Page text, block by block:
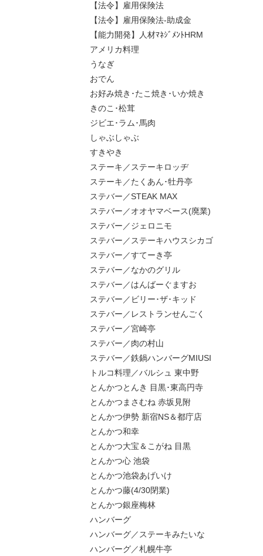
【法令】雇用保険法
【法令】雇用保険法-助成金
【能力開発】人材ﾏﾈｼﾞﾒﾝﾄHRM
アメリカ料理
うなぎ
おでん
お好み焼き･たこ焼き･いか焼き
きのこ･松茸
ジビエ･ラム･馬肉
しゃぶしゃぶ
すきやき
ステーキ／ステーキロッヂ
ステーキ／たくあん･牡丹亭
ステバー／STEAK MAX
ステバー／オオヤマベース(廃業)
ステバー／ジェロニモ
ステバー／ステーキハウスシカゴ
ステバー／すてーき亭
ステバー／なかのグリル
ステバー／はんばーぐますお
ステバー／ビリー･ザ･キッド
ステバー／レストランせんごく
ステバー／宮崎亭
ステバー／肉の村山
ステバー／鉄鍋ハンバーグMIUSI
トルコ料理／バルシュ 東中野
とんかつとんき 目黒･東高円寺
とんかつまさむね 赤坂見附
とんかつ伊勢 新宿NS＆都庁店
とんかつ和幸
とんかつ大宝＆こがね 目黒
とんかつ心 池袋
とんかつ池袋あげいけ
とんかつ藤(4/30閉業)
とんかつ銀座梅林
ハンバーグ
ハンバーグ／ステーキみたいな
ハンバーグ／札幌牛亭